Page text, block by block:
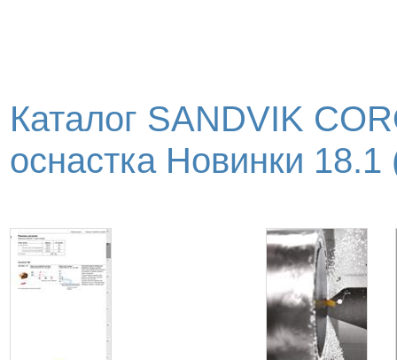
Каталог SANDVIK
оснастка Новинки 18.1